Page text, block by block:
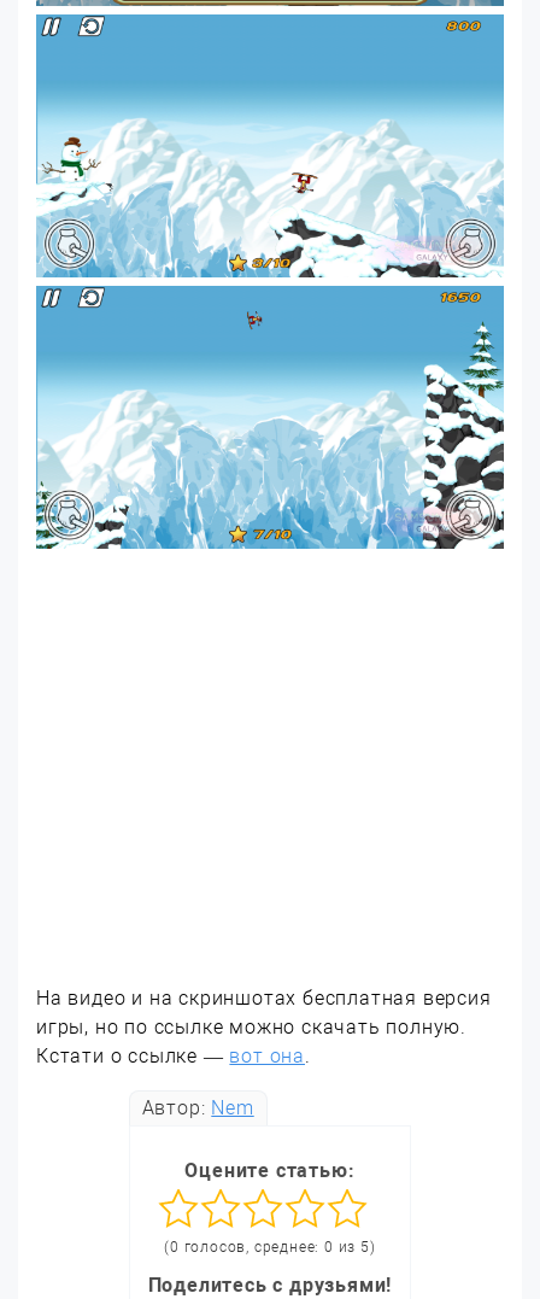
На видео и на скриншотах бесплатная версия
игры, но по ссылке можно скачать полную.
Кстати о ссылке — вот она.
Автор: Nem
Оцените статью:
(0 голосов, среднее: 0 из 5)
Поделитесь с друзьями!